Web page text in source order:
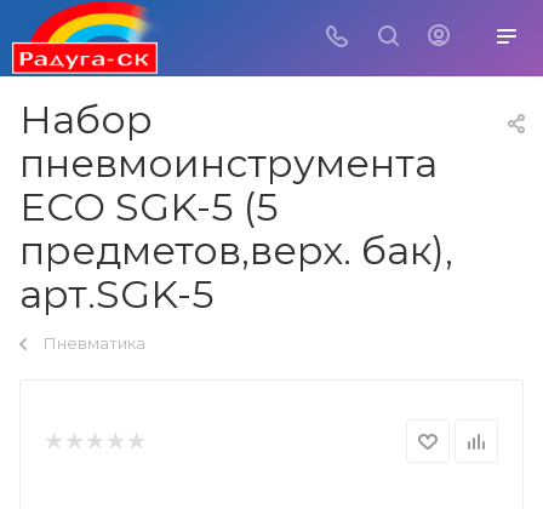
Набор
пневмоинструмента
ECO SGK-5 (5
предметов,верх. бак),
арт.SGK-5
Пневматика